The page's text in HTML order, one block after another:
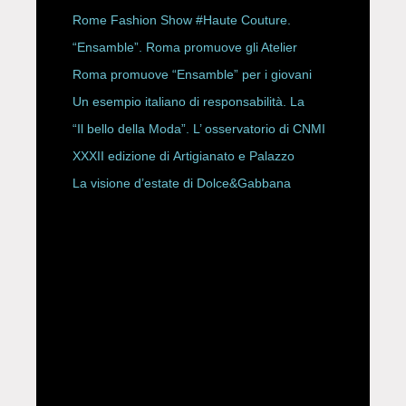
CON ALESSANDRO ONORATO E
ROBERTA ANGELILLI
Rome Fashion Show #Haute Couture.
“Ensamble”. Roma promuove gli Atelier
Storici
Roma promuove “Ensamble” per i giovani
Un esempio italiano di responsabilità. La
Rete Slow Fiber
“Il bello della Moda”. L’ osservatorio di CNMI
XXXII edizione di Artigianato e Palazzo
La visione d’estate di Dolce&Gabbana